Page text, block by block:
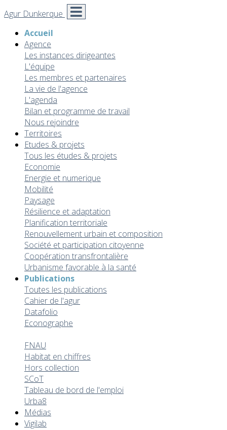
Agur Dunkerque
Accueil
Agence
Les instances dirigeantes
L'équipe
Les membres et partenaires
La vie de l'agence
L'agenda
Bilan et programme de travail
Nous rejoindre
Territoires
Etudes & projets
Tous les études & projets
Economie
Energie et numerique
Mobilité
Paysage
Résilience et adaptation
Planification territoriale
Renouvellement urbain et composition
Société et participation citoyenne
Coopération transfrontalière
Urbanisme favorable à la santé
Publications
Toutes les publications
Cahier de l'agur
Datafolio
Econographe
FNAU
Habitat en chiffres
Hors collection
SCoT
Tableau de bord de l'emploi
Urba8
Médias
Vigilab